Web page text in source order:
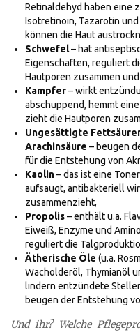
Retinaldehyd haben eine
Isotretinoin, Tazarotin
können die Haut
Schwefel– hat
Eigenschaften, reguliert
Hautporen zusammen
Kampfer– wirkt
abschuppend, hemmt
zieht die Hautporen
Ungesättigte
Arachinsäure – beugen
für die Entstehung von
Kaolin– das ist eine
aufsaugt, antibakteriell
zusammenzieht,
Propolis– enthält u.a.
Eiweiß, Enzyme und
reguliert die
Ätherische Öle (u.a.
Wacholderöl, Thymianöl
lindern entzündete
beugen der Entstehung
Und ihr? Welche